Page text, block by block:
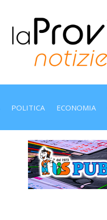
POLITICA ECONOMIA